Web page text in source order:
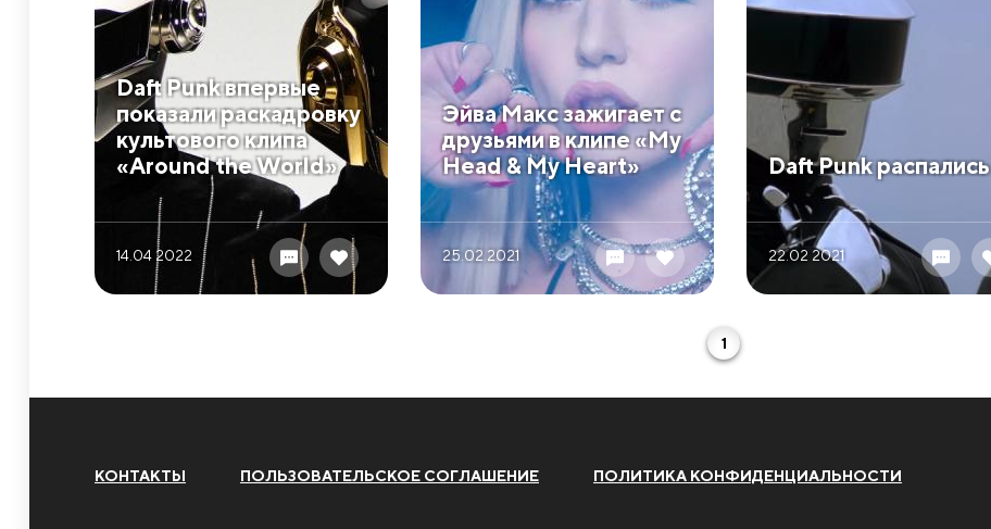
Daft Punk впервые
показали раскадровку
культового клипа
«Around the World»
14.04 2022
Эйва Макс зажигает с
друзьями в клипе «My
Head & My Heart»
25.02 2021
Daft Punk распались
22.02 2021
1
КОНТАКТЫ ПОЛЬЗОВАТЕЛЬСКОЕ СОГЛАШЕНИЕ ПОЛИТИКА КОНФИДЕНЦИАЛЬНОСТИ